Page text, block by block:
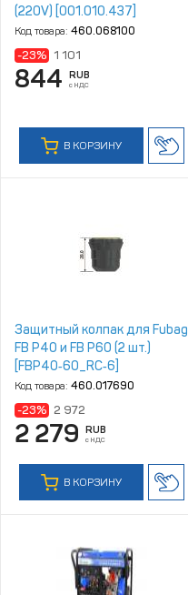
(220V) [001.010.437]
Код товара: 460.068100
-23% 1 101
844 RUB
с НДС
В КОРЗИНУ
Защитный колпак для Fubag
FB P40 и FB P60 (2 шт.)
[FBP40‑60_RC‑6]
Код товара: 460.017690
-23% 2 972
2 279 RUB
с НДС
В КОРЗИНУ